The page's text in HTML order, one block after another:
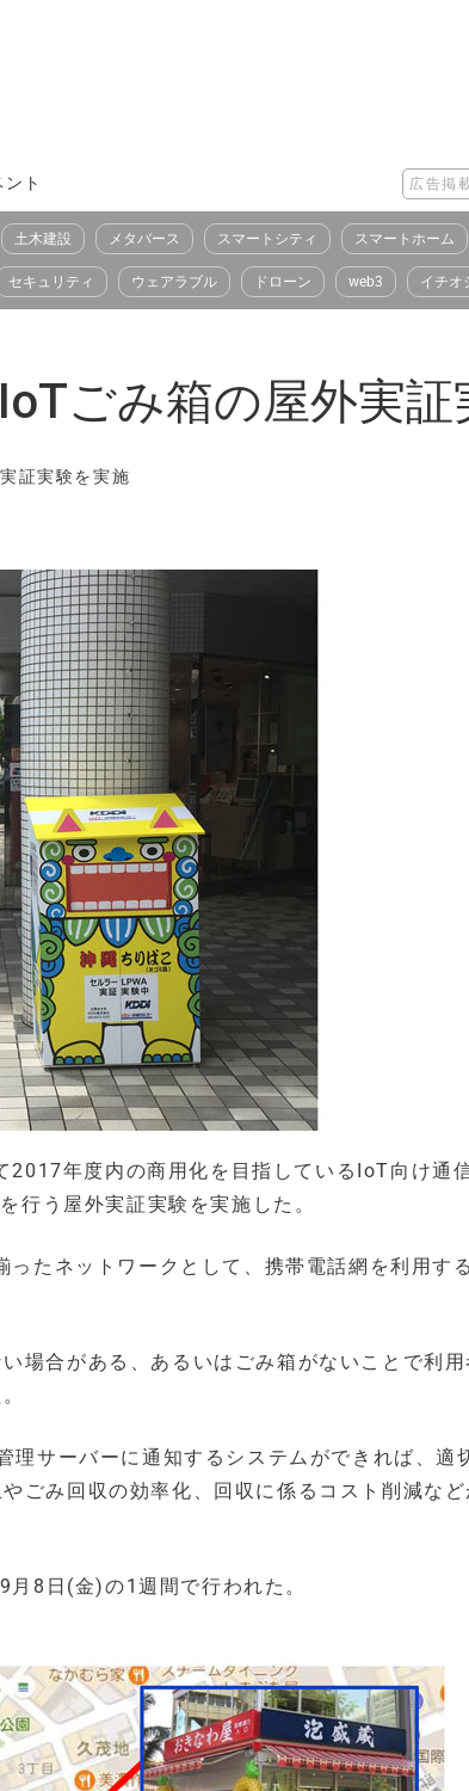
ント 広告掲
土木建設 メタバース スマートシティ スマートホーム
セキュリティ ウェアラブル ドローン web3 イチオ
ごみ箱の屋外実
証実験を実施
2017年度内の商用化を目指しているIoT向け通
行う屋外実証実験を実施した。
たネットワークとして、携帯電話網を利用する
場合がある、あるいはごみ箱がないことで利用
サーバーに通知するシステムができれば、適
ごみ回収の効率化、回収に係るコスト削減など
8日(金)の1週間で行われた。